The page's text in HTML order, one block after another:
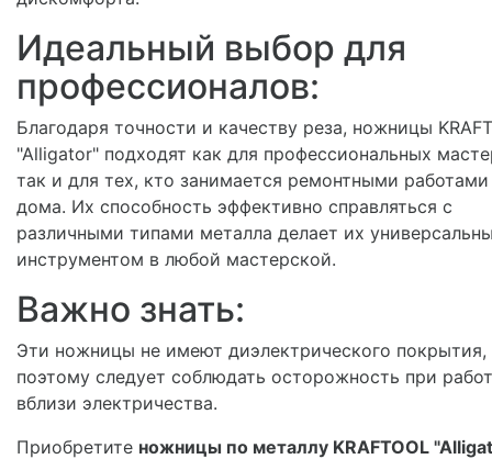
Идеальный выбор для
профессионалов:
Благодаря точности и качеству реза, ножницы
"Alligator" подходят как для профессиональных
так и для тех, кто занимается ремонтными работами
дома. Их способность эффективно справляться с
различными типами металла делает их
инструментом в любой мастерской.
Важно знать:
Эти ножницы не имеют диэлектрического покрытия,
поэтому следует соблюдать осторожность при
вблизи электричества.
Приобретите ножницы по металлу KRAFTOOL